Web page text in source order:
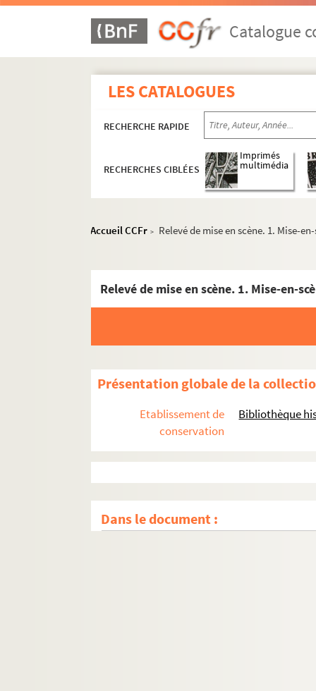
Catalogue
LES CATALOGUES
RECHERCHE RAPIDE
RECHERCHES CIBLÉES
Imprimés
multimédia
Accueil CCFr > Relevé de mise en scène. 1. Mise-
Relevé de mise en scène. 1. Mise-en-
Présentation globale de la
Etablissement de
conservation
Bibliothèque
Dans le document :